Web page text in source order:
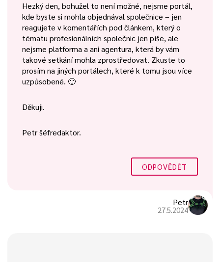
Hezký den, bohužel to není možné, nejsme portál,
kde byste si mohla objednával společnice – jen
reagujete v komentářích pod článkem, který o
tématu profesionálních společnic jen píše, ale
nejsme platforma a ani agentura, která by vám
takové setkání mohla zprostředovat. Zkuste to
prosím na jiných portálech, které k tomu jsou více
uzpůsobené. 🙂
Děkuji.
Petr šéfredaktor.
ODPOVĚDĚT
Petr
27.5.2024